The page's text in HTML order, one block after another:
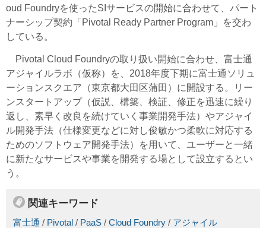
oud Foundryを使ったSIサービスの開始に合わせて、パート
ナーシップ契約「Pivotal Ready Partner Program」を交わ
している。
Pivotal Cloud Foundryの取り扱い開始に合わせ、富士通
アジャイルラボ（仮称）を、2018年度下期に富士通ソリュ
ーションスクエア（東京都大田区蒲田）に開設する。リー
ンスタートアップ（仮説、構築、検証、修正を迅速に繰り
返し、素早く改良を続けていく事業開発手法）やアジャイ
ル開発手法（仕様変更などに対し俊敏かつ柔軟に対応する
ためのソフトウェア開発手法）を用いて、ユーザーと一緒
に新たなサービスや事業を開発する場として設立するとい
う。
関連キーワード
富士通 / Pivotal / PaaS / Cloud Foundry / アジャイル